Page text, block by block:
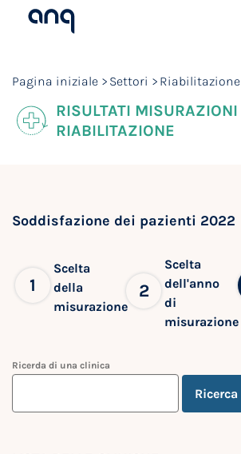
Pagina iniziale Settori Riabilitazione
RISULTATI MISURAZIONI
RIABILITAZIONE
Soddisfazione dei pazienti 2022
1
Scelta
della
misurazione
2
Scelta
dell'anno
di
misurazione
Ricerda di una clinica
Ricerca